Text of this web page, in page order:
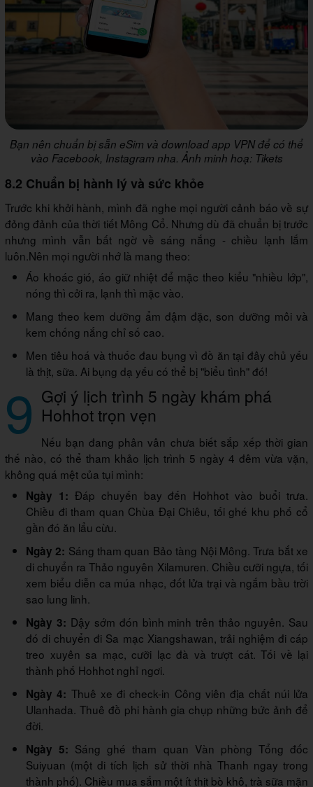
Bạn nên chuẩn bị sẵn eSim và download app VPN để có thể
vào Facebook, Instagram nha. Ảnh minh hoạ: Tikets
8.2 Chuẩn bị hành lý và sức khỏe
Trước khi khởi hành, mình đã nghe mọi người cảnh báo về sự
đỏng đảnh của thời tiết Mông Cổ. Nhưng dù đã chuẩn bị trước
nhưng mình vẫn bất ngờ về sáng nắng - chiều lạnh lắm
luôn.Nên mọi người nhớ là mang theo:
Áo khoác gió, áo giữ nhiệt để mặc theo kiểu "nhiều lớp",
nóng thì cởi ra, lạnh thì mặc vào.
Mang theo kem dưỡng ẩm đậm đặc, son dưỡng môi và
kem chống nắng chỉ số cao.
Men tiêu hoá và thuốc đau bụng vì đồ ăn tại đây chủ yếu
là thịt, sữa. Ai bụng dạ yếu có thể bị "biểu tình" đó!
9 Gợi ý lịch trình 5 ngày khám phá
Hohhot trọn vẹn
Nếu bạn đang phân vân chưa biết sắp xếp thời gian
thế nào, có thể tham khảo lịch trình 5 ngày 4 đêm vừa vặn,
không quá mệt của tụi mình:
Ngày 1: Đáp chuyến bay đến Hohhot vào buổi trưa.
Chiều đi tham quan Chùa Đại Chiêu, tối ghé khu phố cổ
gần đó ăn lẩu cừu.
Ngày 2: Sáng tham quan Bảo tàng Nội Mông. Trưa bắt xe
di chuyển ra Thảo nguyên Xilamuren. Chiều cưỡi ngựa, tối
xem biểu diễn ca múa nhạc, đốt lửa trại và ngắm bầu trời
sao lung linh.
Ngày 3: Dậy sớm đón bình minh trên thảo nguyên. Sau
đó di chuyển đi Sa mạc Xiangshawan, trải nghiệm đi cáp
treo xuyên sa mạc, cưỡi lạc đà và trượt cát. Tối về lại
thành phố Hohhot nghỉ ngơi.
Ngày 4: Thuê xe đi check-in Công viên địa chất núi lửa
Ulanhada. Thuê đồ phi hành gia chụp những bức ảnh để
đời.
Ngày 5: Sáng ghé tham quan Vàn phòng Tổng đốc
Suiyuan (một di tích lịch sử thời nhà Thanh ngay trong
thành phố). Chiều mua sắm một ít thịt bò khô, trà sữa mặn